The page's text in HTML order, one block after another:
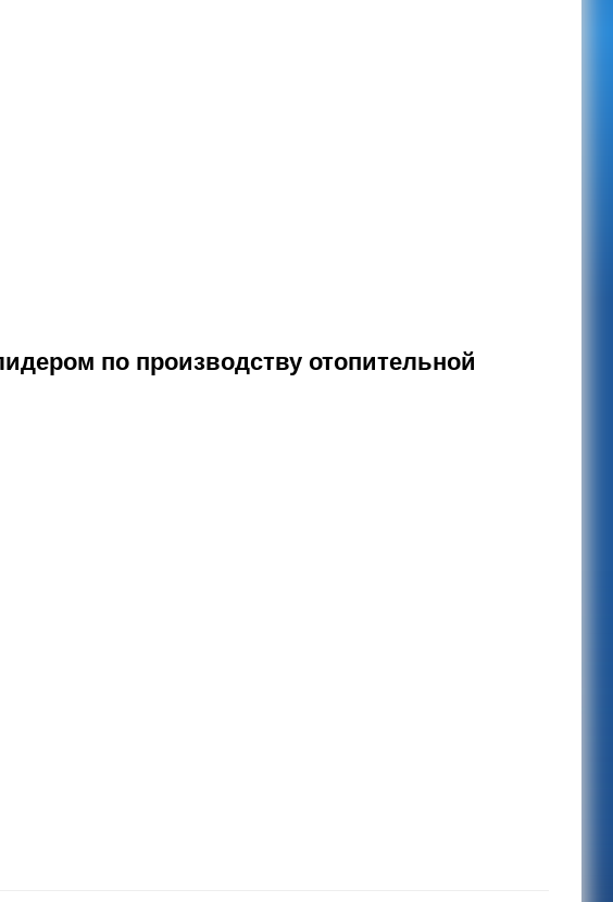
по производству отопительной